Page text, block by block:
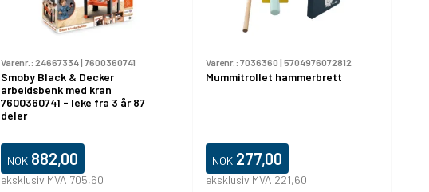
Varenr.: 24667334| 7600360741
Smoby Black & Decker
arbeidsbenk med kran
7600360741 - leke fra 3 år 87
deler
NOK 882,00
eksklusiv MVA 705,60
Varenr.: 7036360 | 5704976072812
Mummitrollet hammerbrett
NOK 277,00
eksklusiv MVA 221,60